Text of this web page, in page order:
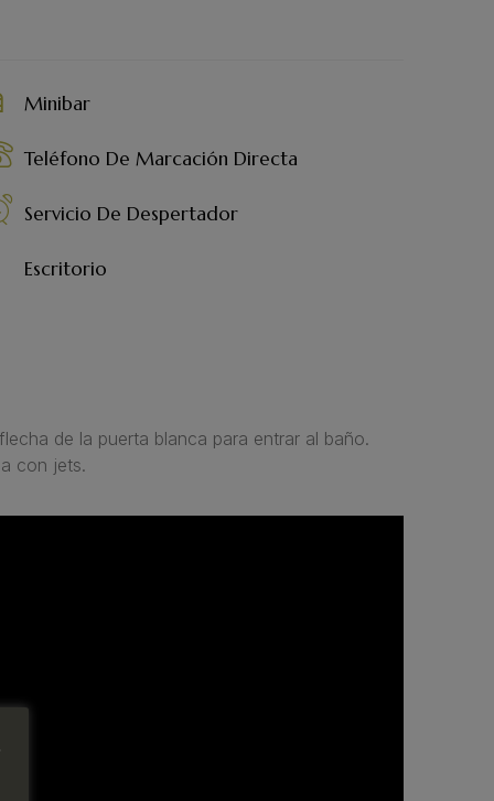
Minibar
Teléfono De Marcación Directa
Servicio De Despertador
Escritorio
de la puerta blanca para entrar al baño.
con jets.